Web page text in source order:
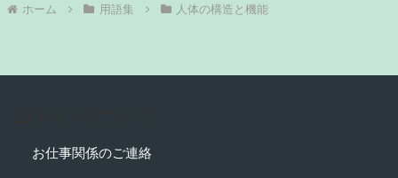
ホーム 用語集 人体の構造と機能
お仕事関係のご連絡